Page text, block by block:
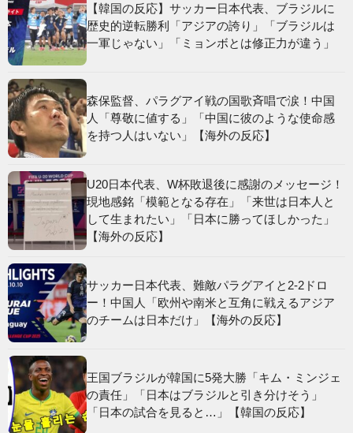
【韓国の反応】サッカー日本代表、ブラジルに
歴史的逆転勝利「アジアの誇り」「ブラジルは
一軍じゃない」「ミョンボとは修正力が違う」
森保監督、パラグアイ戦の国歌斉唱で涙！中国
人「尊敬に値する」「中国に彼のような使命感
を持つ人はいない」【海外の反応】
U20日本代表、W杯敗退後に感謝のメッセージ！
現地感銘「模範となる存在」「来世は日本人と
して生まれたい」「日本に勝ってほしかった」
【海外の反応】
サッカー日本代表、難敵パラグアイと2-2ドロ
ー！中国人「欧州や南米と互角に戦えるアジア
のチームは日本だけ」【海外の反応】
王国ブラジルが韓国に5発大勝「キム・ミンジェ
の責任」「日本はブラジルと引き分けそう」
「日本の試合を見ると…」【韓国の反応】